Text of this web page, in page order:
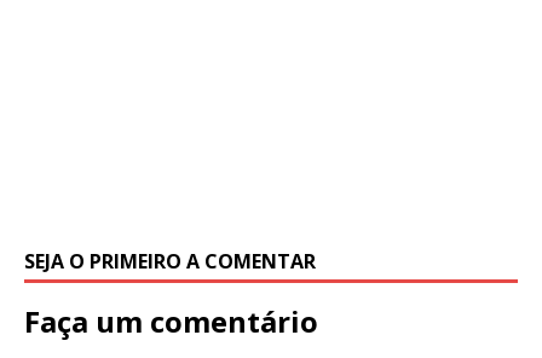
SEJA O PRIMEIRO A COMENTAR
Faça um comentário